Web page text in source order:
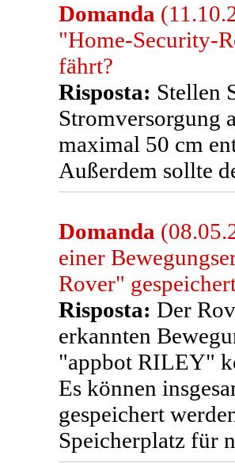
Domanda
"Home-Security-
fährt?
Risposta: Stellen
Stromversorgung
maximal 50 cm
Außerdem sollte
Domanda
einer
Rover"
Risposta: Der
erkannten
"appbot RILEY"
Es können
gespeichert
Speicherplatz für